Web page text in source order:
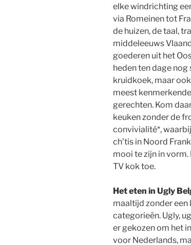
elke windrichting
via Romeinen tot
de huizen, de taal,
middeleeuws
goederen uit het
heden ten dage
kruidkoek, maar
meest
gerechten. Kom
keuken zonder de
convivialité*,
ch’tis in Noord
mooi te zijn in
TV kok toe.
Het eten in Ugly
maaltijd zonder een
categorieën. Ugly,
er gekozen om het
voor Nederlands,